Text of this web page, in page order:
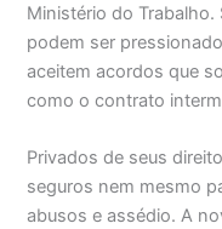
Ministério do
podem ser
aceitem acordos que
como o contrato
Privados de seus
seguros nem mesmo
abusos e assédio. A